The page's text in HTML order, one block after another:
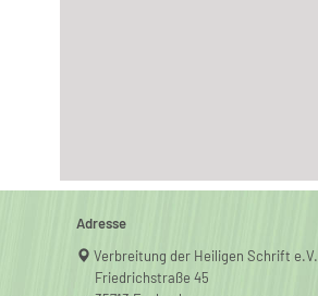
Adresse
Verbreitung der Heiligen Schrift e.V.
Friedrichstraße 45